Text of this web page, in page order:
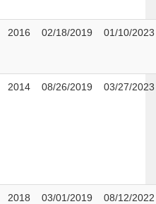
2016 02/18/2019 01/10/2023
2014 08/26/2019 03/27/2023
2018 03/01/2019 08/12/2022